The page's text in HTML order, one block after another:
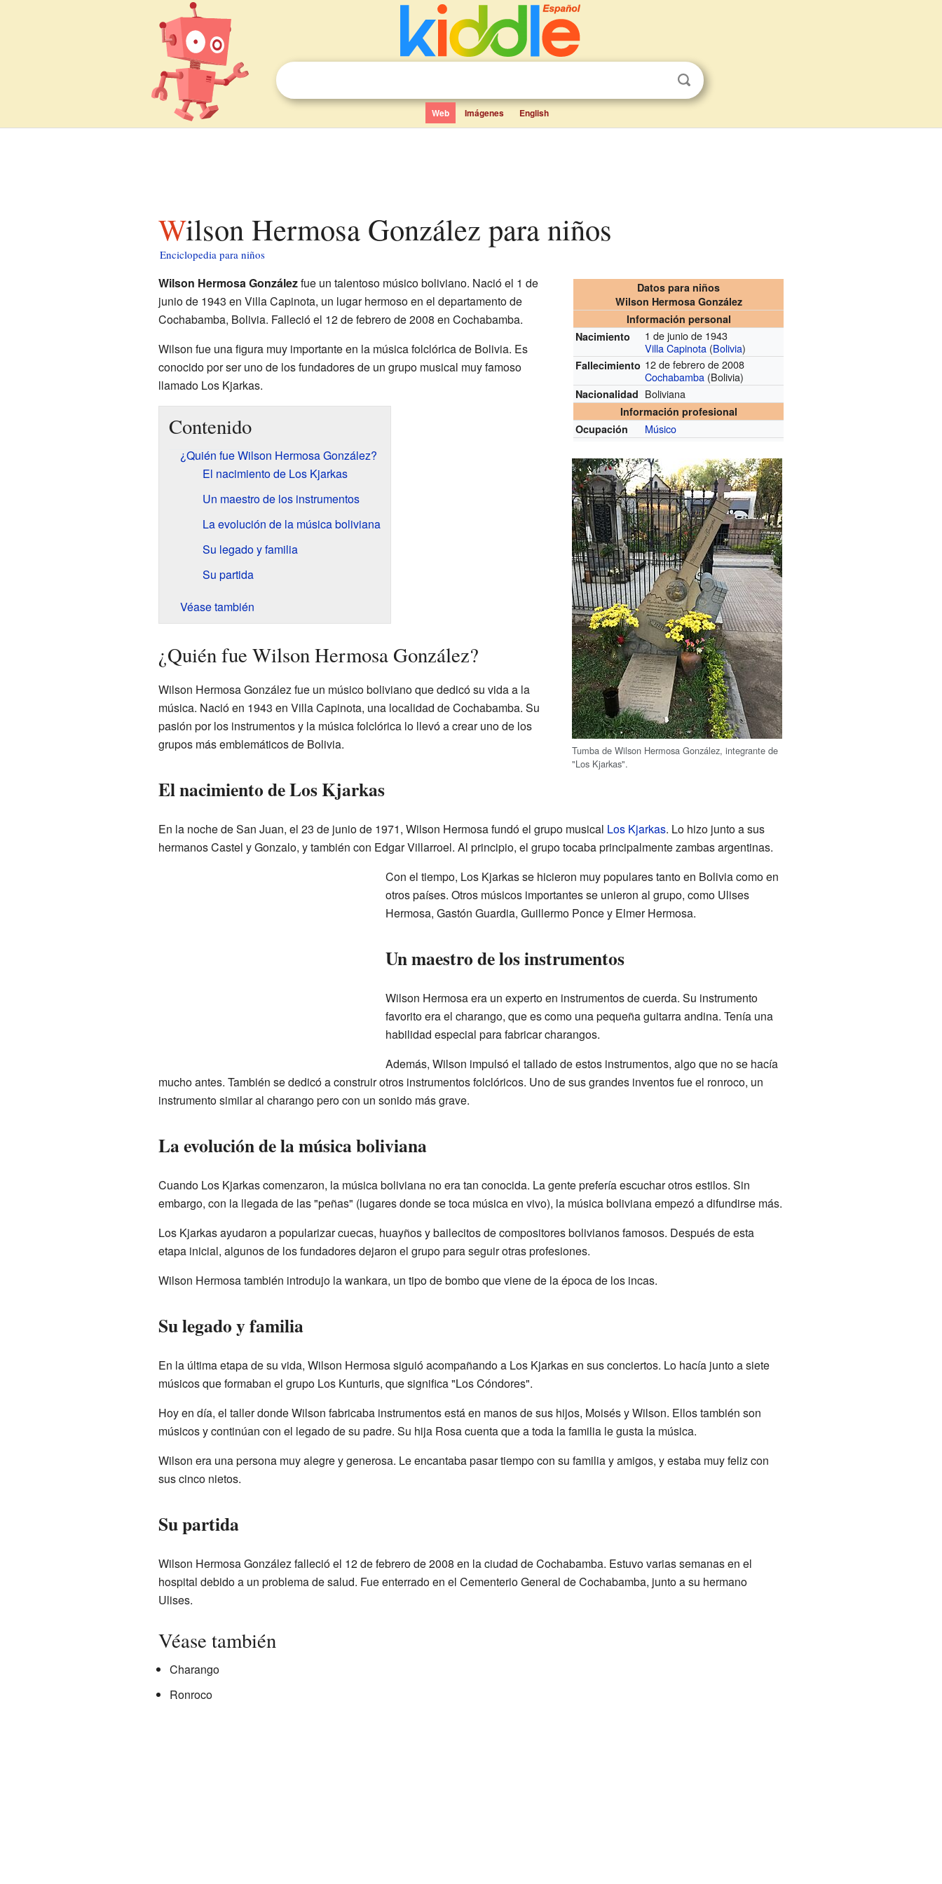
Web Imágenes English
Wilson Hermosa González para niños
Enciclopedia para niños
Datos para niños
Wilson Hermosa González
Información personal
Nacimiento
1 de junio de 1943
Villa Capinota (Bolivia)
Fallecimiento 12 de febrero de 2008
Cochabamba (Bolivia)
Nacionalidad Boliviana
Información profesional
Ocupación
Músico
Tumba de Wilson Hermosa González, integrante de
"Los Kjarkas".
Wilson Hermosa Gonzálezfue un talentoso músico boliviano. Nació el 1 de
junio de 1943 en Villa Capinota, un lugar hermoso en el departamento de
Cochabamba, Bolivia. Falleció el 12 de febrero de 2008 en Cochabamba.
Wilson fue una figura muy importante en la música folclórica de Bolivia. Es
conocido por ser uno de los fundadores de un grupo musical muy famoso
llamado Los Kjarkas.
Contenido
¿Quién fue Wilson Hermosa González?
El nacimiento de Los Kjarkas
Un maestro de los instrumentos
La evolución de la música boliviana
Su legado y familia
Su partida
Véase también
¿Quién fue Wilson Hermosa González?
Wilson Hermosa González fue un músico boliviano que dedicó su vida a la
música. Nació en 1943 en Villa Capinota, una localidad de Cochabamba. Su
pasión por los instrumentos y la música folclórica lo llevó a crear uno de los
grupos más emblemáticos de Bolivia.
El nacimiento de Los Kjarkas
En la noche de San Juan, el 23 de junio de 1971, Wilson Hermosa fundó el grupo musical Los Kjarkas. Lo hizo junto a sus
hermanos Castel y Gonzalo, y también con Edgar Villarroel. Al principio, el grupo tocaba principalmente zambas argentinas.
Con el tiempo, Los Kjarkas se hicieron muy populares tanto en Bolivia como en
otros países. Otros músicos importantes se unieron al grupo, como Ulises
Hermosa, Gastón Guardia, Guillermo Ponce y Elmer Hermosa.
Un maestro de los instrumentos
Wilson Hermosa era un experto en instrumentos de cuerda. Su instrumento
favorito era el charango, que es como una pequeña guitarra andina. Tenía una
habilidad especial para fabricar charangos.
Además, Wilson impulsó el tallado de estos instrumentos, algo que no se hacía
mucho antes. También se dedicó a construir otros instrumentos folclóricos. Uno de sus grandes inventos fue el ronroco, un
instrumento similar al charango pero con un sonido más grave.
La evolución de la música boliviana
Cuando Los Kjarkas comenzaron, la música boliviana no era tan conocida. La gente prefería escuchar otros estilos. Sin
embargo, con la llegada de las "peñas" (lugares donde se toca música en vivo), la música boliviana empezó a difundirse más.
Los Kjarkas ayudaron a popularizar cuecas, huayños y bailecitos de compositores bolivianos famosos. Después de esta
etapa inicial, algunos de los fundadores dejaron el grupo para seguir otras profesiones.
Wilson Hermosa también introdujo la wankara, un tipo de bombo que viene de la época de los incas.
Su legado y familia
En la última etapa de su vida, Wilson Hermosa siguió acompañando a Los Kjarkas en sus conciertos. Lo hacía junto a siete
músicos que formaban el grupo Los Kunturis, que significa "Los Cóndores".
Hoy en día, el taller donde Wilson fabricaba instrumentos está en manos de sus hijos, Moisés y Wilson. Ellos también son
músicos y continúan con el legado de su padre. Su hija Rosa cuenta que a toda la familia le gusta la música.
Wilson era una persona muy alegre y generosa. Le encantaba pasar tiempo con su familia y amigos, y estaba muy feliz con
sus cinco nietos.
Su partida
Wilson Hermosa González falleció el 12 de febrero de 2008 en la ciudad de Cochabamba. Estuvo varias semanas en el
hospital debido a un problema de salud. Fue enterrado en el Cementerio General de Cochabamba, junto a su hermano
Ulises.
Véase también
Charango
Ronroco